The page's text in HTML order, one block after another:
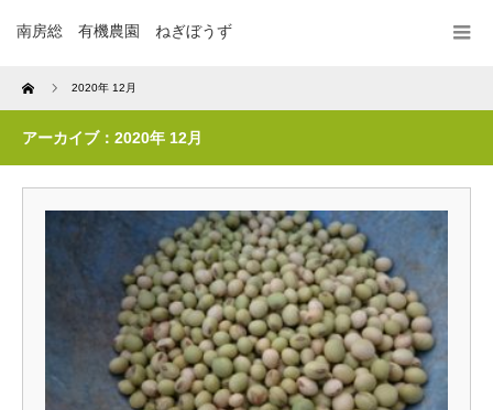
南房総 有機農園 ねぎぼうず
Home 2020年 12月
アーカイブ：2020年 12月